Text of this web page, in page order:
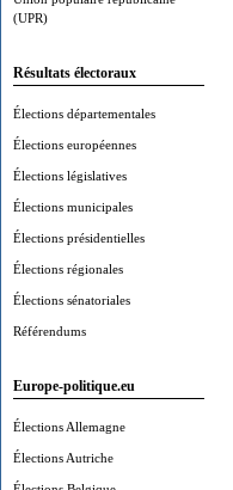
(UPR)
Résultats électoraux
Élections départementales
Élections européennes
Élections législatives
Élections municipales
Élections présidentielles
Élections régionales
Élections sénatoriales
Référendums
Europe-politique.eu
Élections Allemagne
Élections Autriche